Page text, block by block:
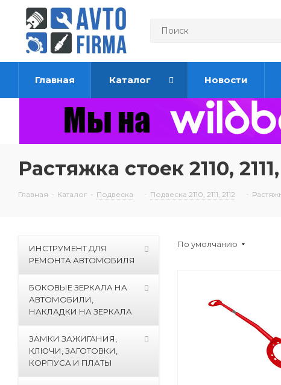
Главная Каталог Новости
Растяжка стоек 2110, 2111,
Главная - Каталог - Подвеска - Подвеска 2110, 2111, 2112 -
По умолчанию
ИНСТРУМЕНТ ДЛЯ
РЕМОНТА АВТОМОБИЛЯ
БОКОВЫЕ ЗЕРКАЛА НА
АВТОМОБИЛИ,
НАКЛАДКИ НА ЗЕРКАЛА
ЗАМКИ ЗАЖИГАНИЯ,
КЛЮЧИ, ЗАГОТОВКИ,
КОРПУСА И ПЛАТЫ